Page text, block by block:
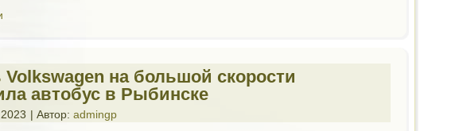
на большой скорости
автобус в Рыбинске
| Автор: admingp